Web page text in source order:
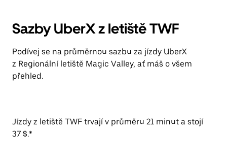
Sazby UberX z letiště TWF
Podívej se na průměrnou sazbu za jízdy UberX
z Regionální letiště Magic Valley, ať máš o všem
přehled.
Jízdy z letiště TWF trvají v průměru 21 minut a stojí
37 $.*